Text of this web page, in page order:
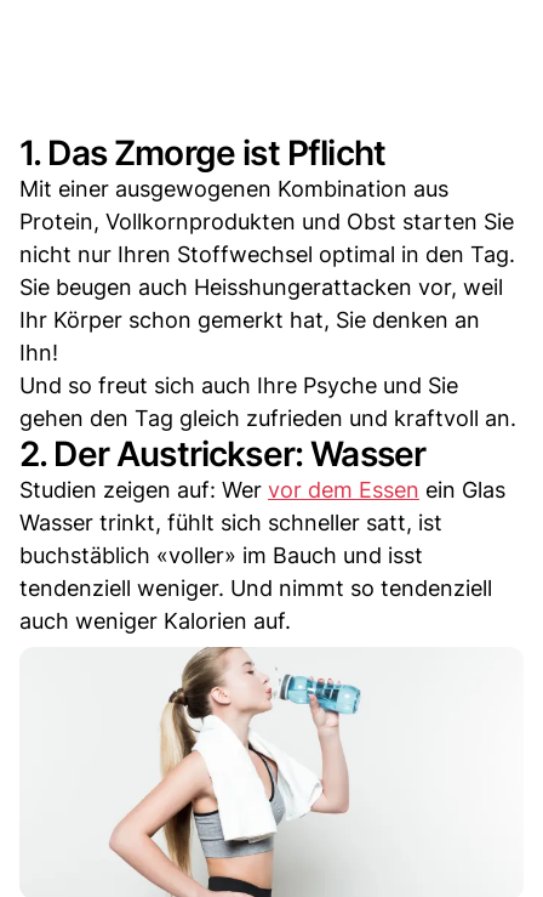
1. Das Zmorge ist Pflicht
Mit einer ausgewogenen Kombination aus
Protein, Vollkornprodukten und Obst starten Sie
nicht nur Ihren Stoffwechsel optimal in den Tag.
Sie beugen auch Heisshungerattacken vor, weil
Ihr Körper schon gemerkt hat, Sie denken an
Ihn!
Und so freut sich auch Ihre Psyche und Sie
gehen den Tag gleich zufrieden und kraftvoll an.
2. Der Austrickser: Wasser
Studien zeigen auf: Wer vor dem Essen ein Glas
Wasser trinkt, fühlt sich schneller satt, ist
buchstäblich «voller» im Bauch und isst
tendenziell weniger. Und nimmt so tendenziell
auch weniger Kalorien auf.